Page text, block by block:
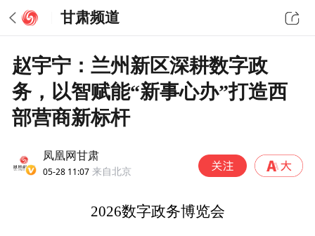
甘肃频道
赵宇宁：兰州新区深耕数字政
务，以智赋能“新事心办”打造西
部营商新标杆
凤凰网甘肃
05-28 11:07 来自北京
2026数字政务博览会